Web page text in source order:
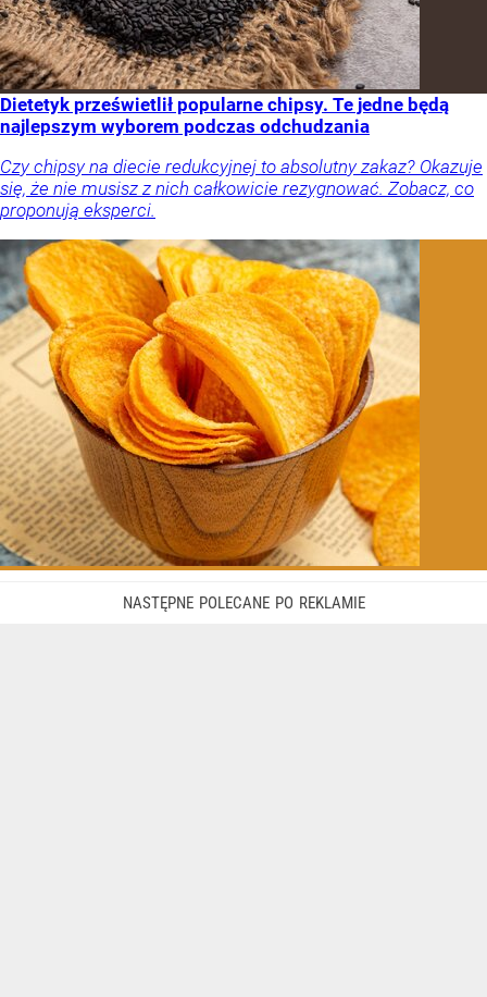
Dietetyk prześwietlił popularne chipsy. Te jedne będą
najlepszym wyborem podczas odchudzania
Czy chipsy na diecie redukcyjnej to absolutny zakaz? Okazuje
się, że nie musisz z nich całkowicie rezygnować. Zobacz, co
proponują eksperci.